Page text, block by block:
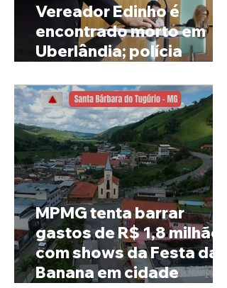
Vereador Edinho é
encontrado morto em
Uberlândia; polícia
MPMG tenta barrar
gastos de R$ 1,8 milhão
com shows da Festa da
Banana em cidade